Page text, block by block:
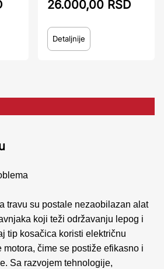
26.000,00 RSD
Detaljnije
travu su postale nezaobilazan alat
koji teži održavanju lepog i
tip kosačica koristi električnu
čime se postiže efikasno i
Sa razvojem tehnologije,